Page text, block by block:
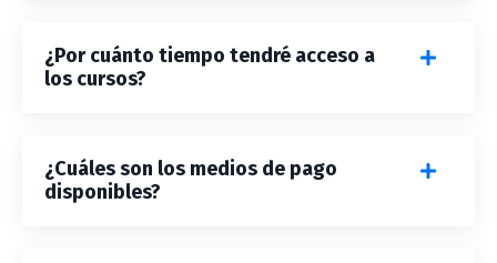
¿Por cuánto tiempo tendré acceso a
los cursos?
¿Cuáles son los medios de pago
disponibles?